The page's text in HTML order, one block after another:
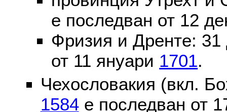
е последван от 12
Фризия и Дренте:
от 11 януари 1701.
Чехословакия (вкл.
1584е последван от